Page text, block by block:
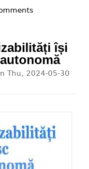
trecerilor de pietoni din
își
Thu, 2024-05-30